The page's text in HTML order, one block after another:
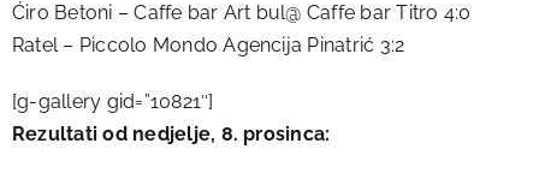
Ćiro Betoni – Caffe bar Art bul@ Caffe bar Titro 4:0
Ratel – Piccolo Mondo Agencija Pinatrić 3:2
[g-gallery gid=”10821″]
Rezultati od nedjelje, 8. prosinca: